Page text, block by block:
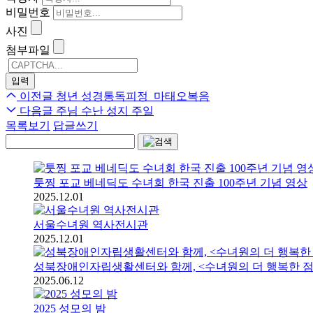
비밀번호
사진
첨부파일
이전글 청년 성경통독피정_마태오복음
다음글 주님 수난 성지 주일
목록보기
답글쓰기
툿찡 포교 베네딕도 수녀회 한국 진출 100주년 기념 영상
2025.12.01
서울수녀원 역사전시관
2025.12.01
성북장애인자립생활센터와 함께, <수녀원의 더 행복한
2025.06.12
2025 성모의 밤